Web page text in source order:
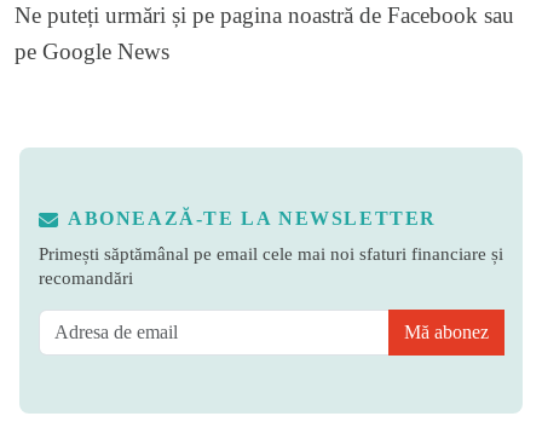
Ne puteți urmări și pe pagina noastră de Facebook sau
pe Google News
ABONEAZĂ-TE LA NEWSLETTER
Primești săptămânal pe email cele mai noi sfaturi financiare și
recomandări
Mă abonez